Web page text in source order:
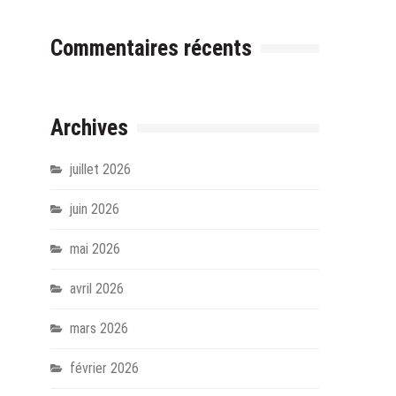
Commentaires récents
Archives
juillet 2026
juin 2026
mai 2026
avril 2026
mars 2026
février 2026